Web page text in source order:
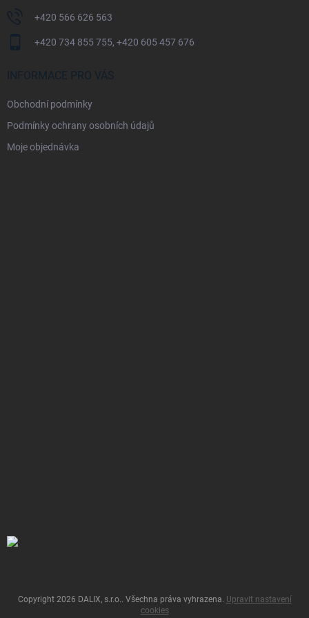
+420 566 626 563
+420 734 855 755, +420 605 457 676
INFORMACE PRO VÁS
Obchodní podmínky
Podmínky ochrany osobních údajů
Moje objednávka
Copyright 2026 DALIX, s.r.o. . Všechna práva vyhrazena. Upravit nastavení
cookies